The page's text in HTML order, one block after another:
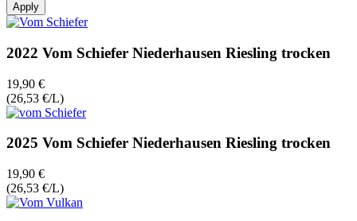
2022 Vom Schiefer Niederhausen Riesling trocken
19,90 €
(26,53 €/L)
2025 Vom Schiefer Niederhausen Riesling trocken
19,90 €
(26,53 €/L)